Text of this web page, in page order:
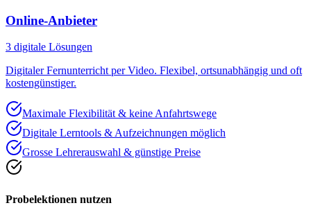
Online-Anbieter
3 digitale Lösungen
Digitaler Fernunterricht per Video. Flexibel, ortsunabhängig und oft
kostengünstiger.
Maximale Flexibilität & keine Anfahrtswege
Digitale Lerntools & Aufzeichnungen möglich
Grosse Lehrerauswahl & günstige Preise
Probelektionen nutzen